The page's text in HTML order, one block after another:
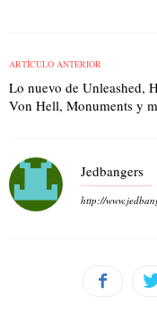
ARTÍCULO ANTERIOR
Lo nuevo de Unleashed,
Von Hell, Monuments y
Jedbangers
http://